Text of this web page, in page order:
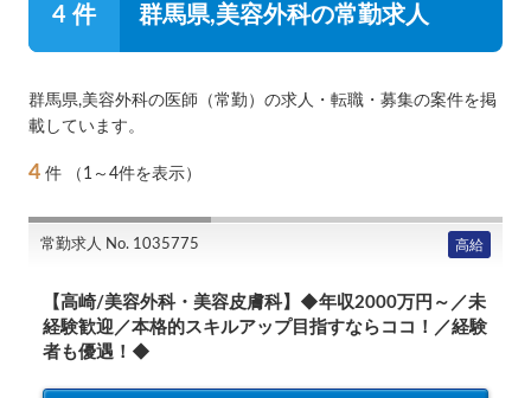
4 件 群馬県,美容外科の常勤求人
群馬県,美容外科の医師（常勤）の求人・転職・募集の案件を掲
載しています。
4 件 （1～4件を表示）
常勤求人 No. 1035775 高給
【高崎/美容外科・美容皮膚科】◆年収2000万円～／未
経験歓迎／本格的スキルアップ目指すならココ！／経験
者も優遇！◆